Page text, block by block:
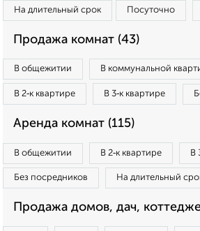
На длительный срок Посуточно
Продажа комнат (43)
В общежитии В коммунальной
В 2‑к квартире В 3‑к квартире
Аренда комнат (115)
В общежитии В 2‑к квартире В
Без посредников На длительный
Продажа домов, дач,